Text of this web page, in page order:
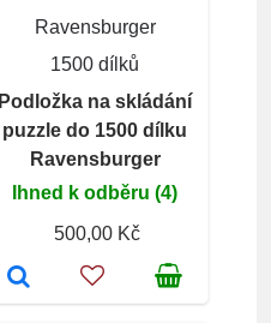
Ravensburger
1500 dílků
Podložka na skládání
puzzle do 1500 dílku
Ravensburger
Ihned k odběru (4)
500,00 Kč